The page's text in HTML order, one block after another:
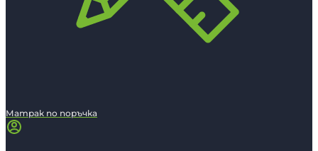
Матрак по поръчка